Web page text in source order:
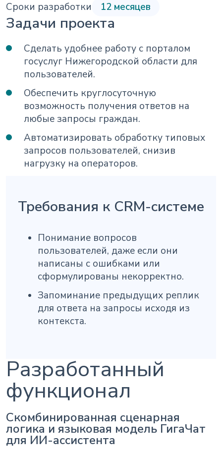
Сроки разработки 12 месяцев
Задачи проекта
Сделать удобнее работу с порталом
госуслуг Нижегородской области для
пользователей.
Обеспечить круглосуточную
возможность получения ответов на
любые запросы граждан.
Автоматизировать обработку типовых
запросов пользователей, снизив
нагрузку на операторов.
Требования к CRM-системе
Понимание вопросов
пользователей, даже если они
написаны с ошибками или
сформулированы некорректно.
Запоминание предыдущих реплик
для ответа на запросы исходя из
контекста.
Разработанный
функционал
Скомбинированная сценарная
логика и языковая модель ГигаЧат
для ИИ-ассистента